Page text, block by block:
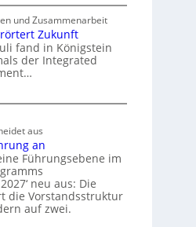
M
D
e
u
s
h
l
a
n
d
und Zusammenarbeit
Zukunft
fand in Königstein
der Integrated
aus
an
Führungsebene im
neu aus: Die
die Vorstandsstruktur
auf zwei.